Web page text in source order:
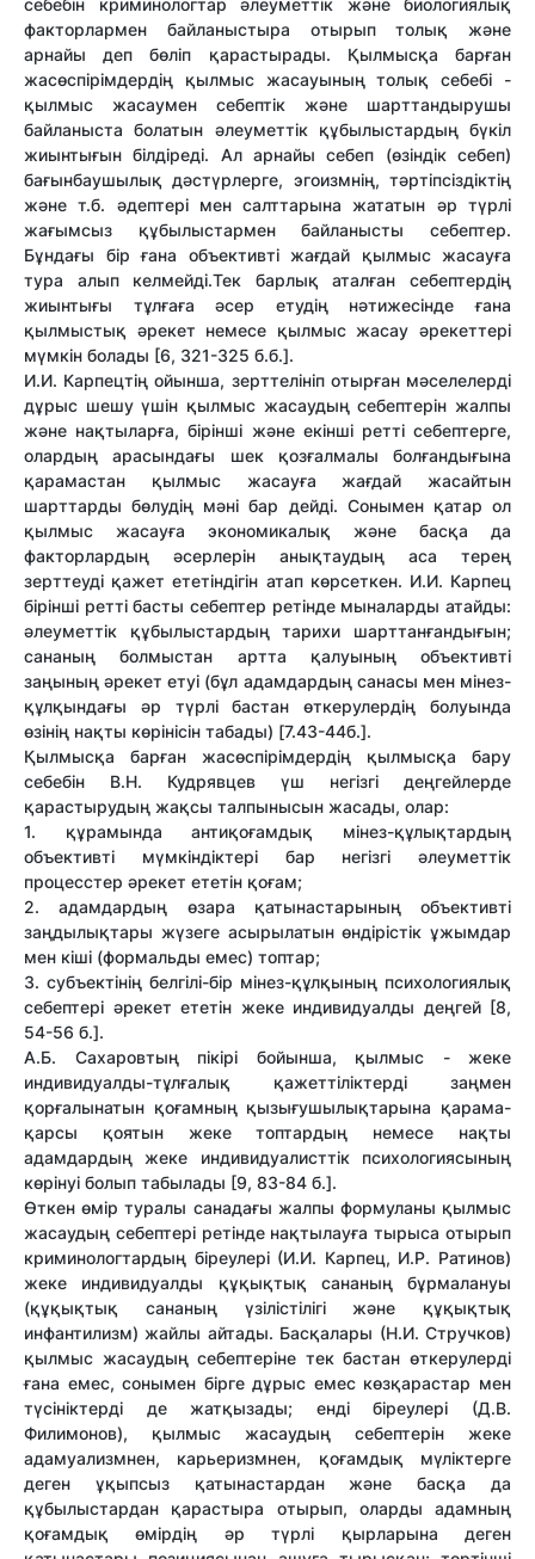
себебін криминологтар әлеуметтік және биологиялық
факторлармен байланыстыра отырып толық және
арнайы деп бөліп қарастырады. Қылмысқа барған
жасөспірімдердің қылмыс жасауының толық себебі -
қылмыс жасаумен себептік және шарттандырушы
байланыста болатын әлеуметтік құбылыстардың бүкіл
жиынтығын білдіреді. Ал арнайы себеп (өзіндік себеп)
бағынбаушылық дәстүрлерге, эгоизмнің, тәртіпсіздіктің
және т.б. әдептері мен салттарына жататын әр түрлі
жағымсыз құбылыстармен байланысты себептер.
Бұндағы бір ғана объективті жағдай қылмыс жасауға
тура алып келмейді.Тек барлық аталған себептердің
жиынтығы тұлғаға әсер етудің нәтижесінде ғана
қылмыстық әрекет немесе қылмыс жасау әрекеттері
мүмкін болады [6, 321-325 б.б.].
И.И. Карпецтің ойынша, зерттелініп отырған мәселелерді
дұрыс шешу үшін қылмыс жасаудың себептерін жалпы
және нақтыларға, бірінші және екінші ретті себептерге,
олардың арасындағы шек қозғалмалы болғандығына
қарамастан қылмыс жасауға жағдай жасайтын
шарттарды бөлудің мәні бар дейді. Сонымен қатар ол
қылмыс жасауға экономикалық және басқа да
факторлардың әсерлерін анықтаудың аса терең
зерттеуді қажет ететіндігін атап көрсеткен. И.И. Карпец
бірінші ретті басты себептер ретінде мыналарды атайды:
әлеуметтік құбылыстардың тарихи шарттанғандығын;
сананың болмыстан артта қалуының объективті
заңының әрекет етуі (бұл адамдардың санасы мен мінез-
құлқындағы әр түрлі бастан өткерулердің болуында
өзінің нақты көрінісін табады) [7.43-44б.].
Қылмысқа барған жасөспірімдердің қылмысқа бару
себебін В.Н. Кудрявцев үш негізгі деңгейлерде
қарастырудың жақсы талпынысын жасады, олар:
1. құрамында антиқоғамдық мінез-құлықтардың
объективті мүмкіндіктері бар негізгі әлеуметтік
процесстер әрекет ететін қоғам;
2. адамдардың өзара қатынастарының объективті
заңдылықтары жүзеге асырылатын өндірістік ұжымдар
мен кіші (формальды емес) топтар;
3. субъектінің белгілі-бір мінез-құлқының психологиялық
себептері әрекет ететін жеке индивидуалды деңгей [8,
54-56 б.].
А.Б. Сахаровтың пікірі бойынша, қылмыс - жеке
индивидуалды-тұлғалық қажеттіліктерді заңмен
қорғалынатын қоғамның қызығушылықтарына қарама-
қарсы қоятын жеке топтардың немесе нақты
адамдардың жеке индивидуалисттік психологиясының
көрінуі болып табылады [9, 83-84 б.].
Өткен өмір туралы санадағы жалпы формуланы қылмыс
жасаудың себептері ретінде нақтылауға тырыса отырып
криминологтардың біреулері (И.И. Карпец, И.Р. Ратинов)
жеке индивидуалды құқықтық сананың бұрмалануы
(құқықтық сананың үзілістілігі және құқықтық
инфантилизм) жайлы айтады. Басқалары (Н.И. Стручков)
қылмыс жасаудың себептеріне тек бастан өткерулерді
ғана емес, сонымен бірге дұрыс емес көзқарастар мен
түсініктерді де жатқызады; енді біреулері (Д.В.
Филимонов), қылмыс жасаудың себептерін жеке
адамуализмнен, карьеризмнен, қоғамдық мүліктерге
деген ұқыпсыз қатынастардан және басқа да
құбылыстардан қарастыра отырып, оларды адамның
қоғамдық өмірдің әр түрлі қырларына деген